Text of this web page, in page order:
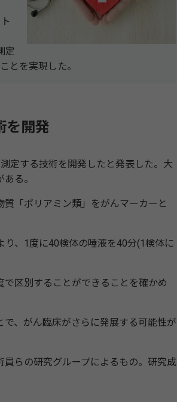
定
とを実現した。
を開発
定する技術を開発したと発表した。大
る。
「ポリアミン類」をがんマーカーと
、1度に40検体の唾液を40分(1検体に
区別することができることを確かめ
、がん臨床がさらに発展する可能性が
らの研究グループによるもの。研究成